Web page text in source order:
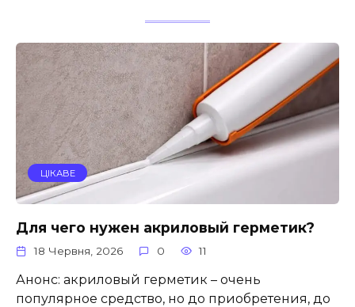
ЦІКАВЕ
Для чего нужен акриловый герметик?
18 Червня, 2026 0 11
Анонс: акриловый герметик – очень
популярное средство, но до приобретения, до